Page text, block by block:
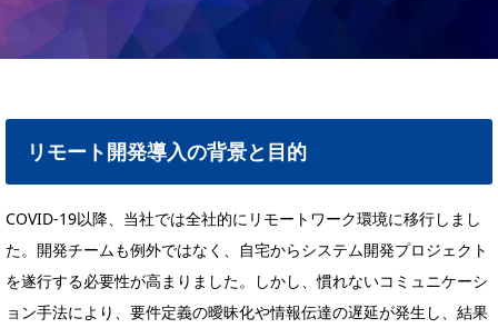
リモート開発導入の背景と目的
COVID-19以降、当社では全社的にリモートワーク環境に移行しまし
た。開発チームも例外ではなく、自宅からシステム開発プロジェクト
を遂行する必要性が高まりました。しかし、慣れないコミュニケーシ
ョン手法により、要件定義の曖昧化や情報伝達の遅延が発生し、結果